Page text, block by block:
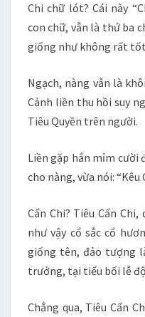
Chi chữ lót? Cái này
con chữ, vẫn là thứ ba
giống như không rất
Ngạch, nàng vẫn là
Cảnh liền thu hồi suy
Tiêu Quyền trên người.
Liền gặp hắn mỉm cười
cho nàng, vừa nói: “Kêu
Cẩn Chi? Tiêu Cẩn
như vậy cổ sắc cổ
giống tên, đảo tượng
trưởng, tại tiểu bối lễ
Chẳng qua, Tiêu Cẩn